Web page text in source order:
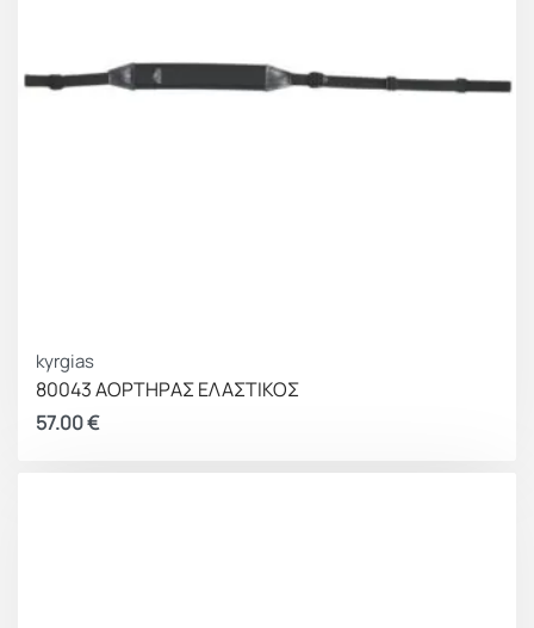
kyrgias
80043 ΑΟΡΤΗΡΑΣ ΕΛΑΣΤΙΚΟΣ
57.00€